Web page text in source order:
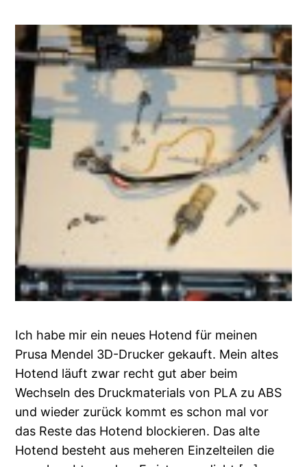
Ich habe mir ein neues Hotend für meinen
Prusa Mendel 3D-Drucker gekauft. Mein altes
Hotend läuft zwar recht gut aber beim
Wechseln des Druckmaterials von PLA zu ABS
und wieder zurück kommt es schon mal vor
das Reste das Hotend blockieren. Das alte
Hotend besteht aus meheren Einzelteilen die